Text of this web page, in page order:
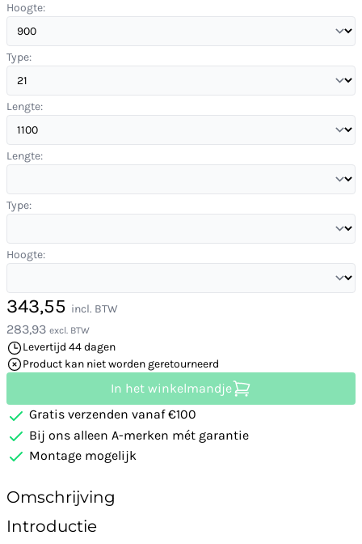
Hoogte:
Type:
Lengte:
Lengte:
Type:
Hoogte:
343,55 incl. BTW
283,93 excl. BTW
Levertijd 44 dagen
Product kan niet worden geretourneerd
In het winkelmandje
Gratis verzenden vanaf €100
Bij ons alleen A-merken mét garantie
Montage mogelijk
Omschrijving
Introductie